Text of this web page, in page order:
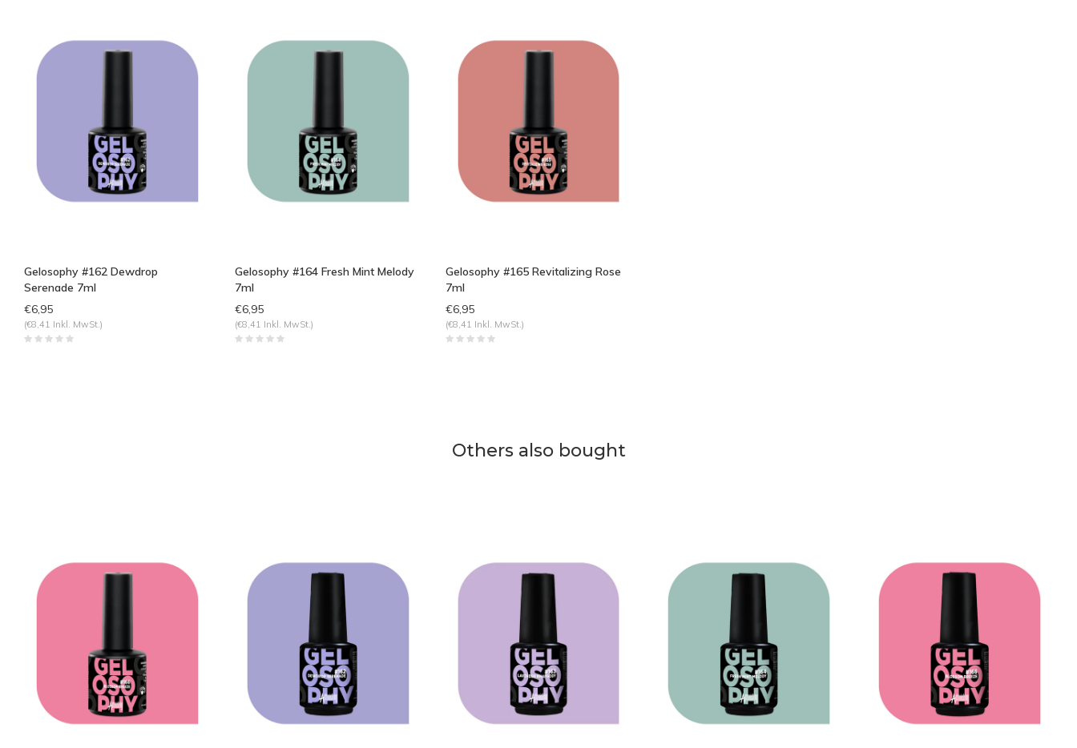
Gelosophy #162 Dewdrop
Serenade 7ml
€6,95
(€8,41 Inkl. MwSt.)
Gelosophy #164 Fresh Mint Melody
7ml
€6,95
(€8,41 Inkl. MwSt.)
Gelosophy #165 Revitalizing Rose
7ml
€6,95
(€8,41 Inkl. MwSt.)
Others also bought